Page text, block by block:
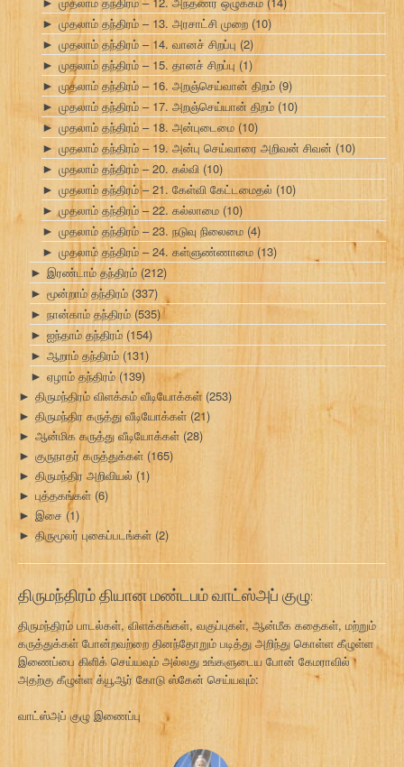
► முதலாம் தந்திரம் – 13. அரசாட்சி முறை (10)
► முதலாம் தந்திரம் – 14. வானச் சிறப்பு (2)
► முதலாம் தந்திரம் – 15. தானச் சிறப்பு (1)
► முதலாம் தந்திரம் – 16. அறஞ்செய்வான் திறம் (9)
► முதலாம் தந்திரம் – 17. அறஞ்செய்யான் திறம் (10)
► முதலாம் தந்திரம் – 18. அன்புடைமை (10)
► முதலாம் தந்திரம் – 19. அன்பு செய்வாரை அறிவன் சிவன் (10)
► முதலாம் தந்திரம் – 20. கல்வி (10)
► முதலாம் தந்திரம் – 21. கேள்வி கேட்டமைதல் (10)
► முதலாம் தந்திரம் – 22. கல்லாமை (10)
► முதலாம் தந்திரம் – 23. நடுவு நிலைமை (4)
► முதலாம் தந்திரம் – 24. கள்ளுண்ணாமை (13)
► இரண்டாம் தந்திரம் (212)
► மூன்றாம் தந்திரம் (337)
► நான்காம் தந்திரம் (535)
► ஐந்தாம் தந்திரம் (154)
► ஆறாம் தந்திரம்(131)
► ஏழாம் தந்திரம் (139)
► திருமந்திரம் விளக்கம் வீடியோக்கள்(253)
► திருமந்திர கருத்து வீடியோக்கள் (21)
► ஆன்மிக கருத்து வீடியோக்கள் (28)
► குருநாதர் கருத்துக்கள் (165)
► திருமந்திர அறிவியல் (1)
► புத்தகங்கள் (6)
► இசை (1)
► திருமூலர் புகைப்படங்கள் (2)
திருமந்திரம் தியான மண்டபம் வாட்ஸ்அப் குழு:
திருமந்திரம் பாடல்கள், விளக்கங்கள், வகுப்புகள், ஆன்மீக கதைகள், மற்றும்
கருத்துக்கள் போன்றவற்றை தினந்தோறும் படித்து அறிந்து கொள்ள கீழுள்ள
இணைப்பை கிளிக் செய்யவும் அல்லது உங்களுடைய போன் கேமராவில்
அதற்கு கீழுள்ள க்யூஆர் கோடு ஸ்கேன் செய்யவும்:
வாட்ஸ்அப் குழு இணைப்பு